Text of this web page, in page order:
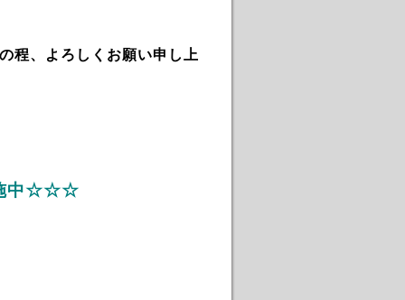
程、よろしくお願い申し上
中☆☆☆